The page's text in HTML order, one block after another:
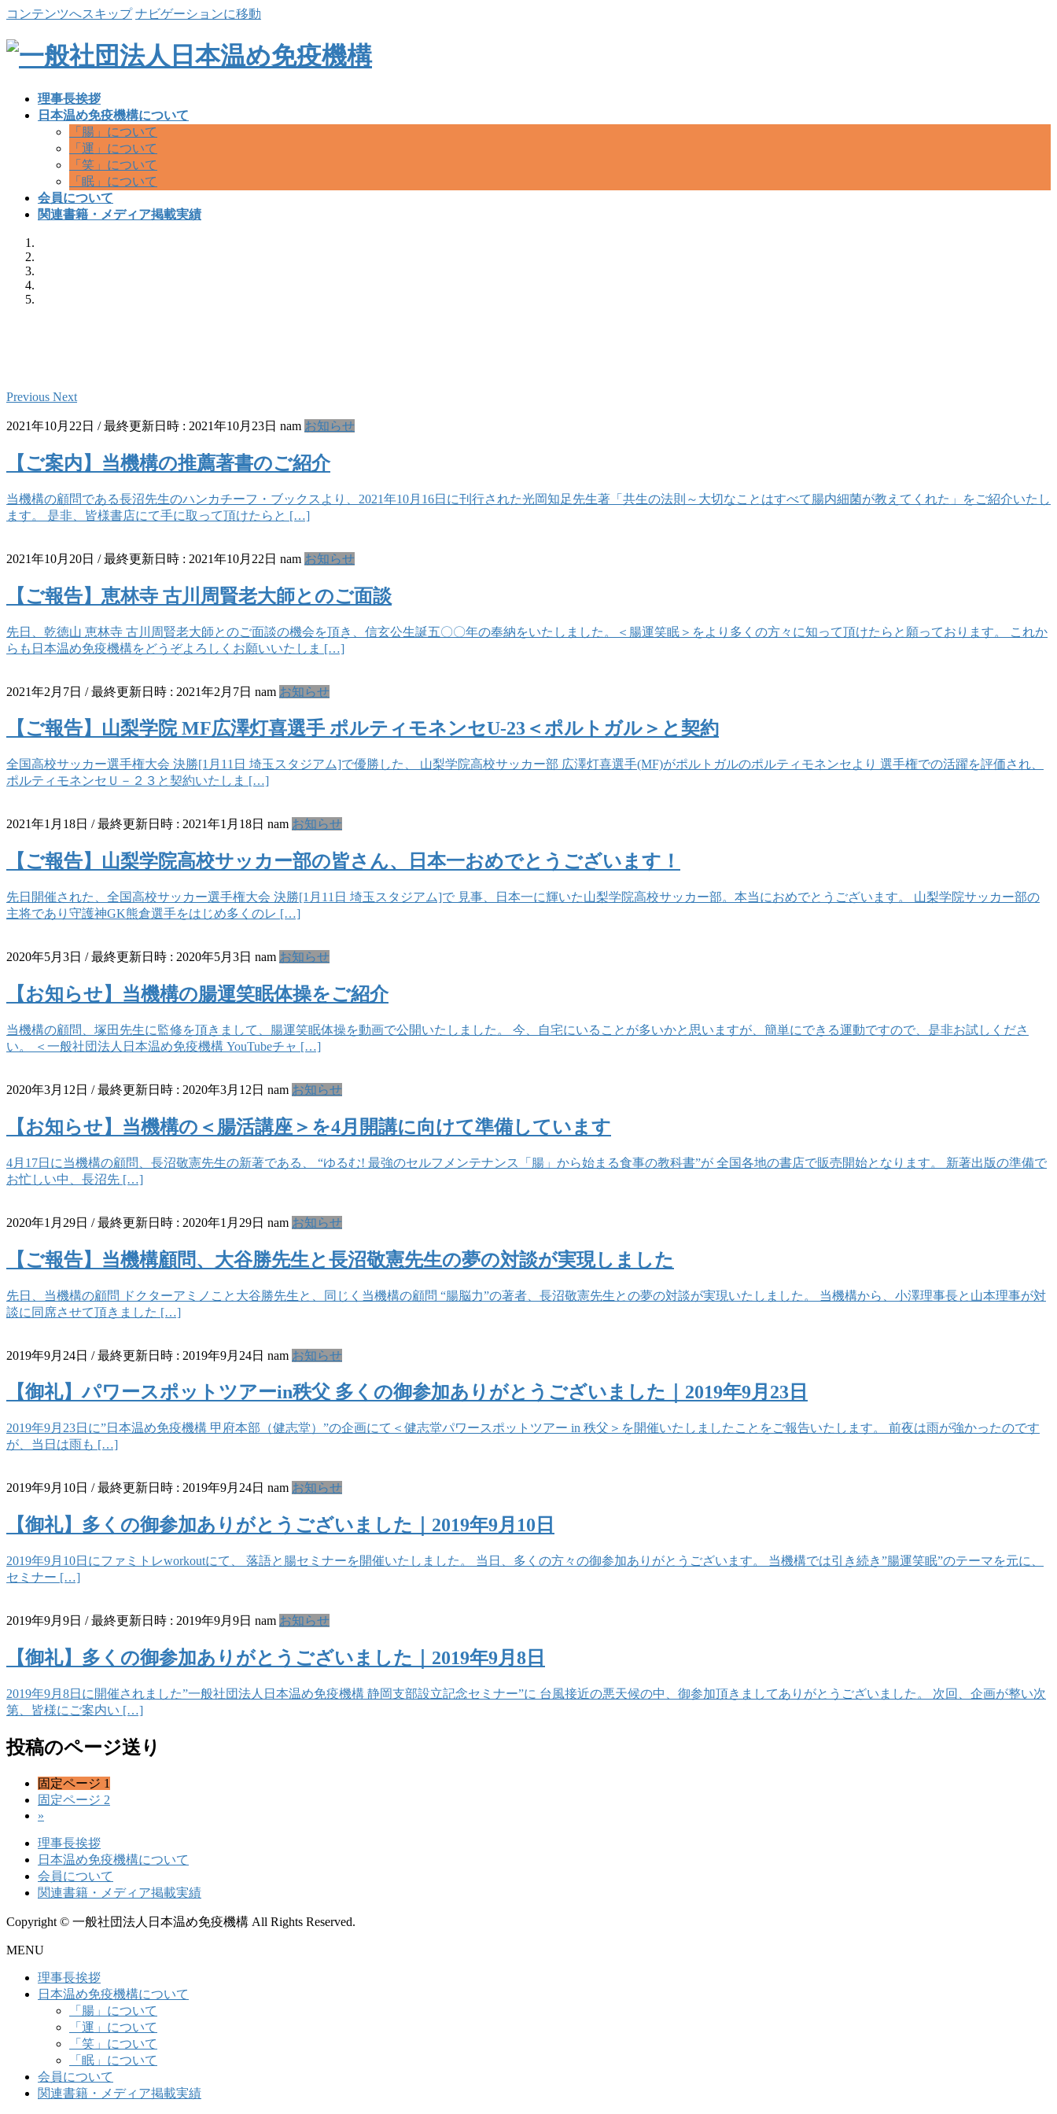
コンテンツへスキップ ナビゲーションに移動
理事長挨拶
日本温め免疫機構について
「腸」について
「運」について
「笑」について
「眠」について
会員について
関連書籍・メディア掲載実績
Previous Next
2021年10月22日 / 最終更新日時 : 2021年10月23日 nam お知らせ
【ご案内】当機構の推薦著書のご紹介
当機構の顧問である長沼先生のハンカチーフ・ブックスより、2021年10月16日に刊行された光岡知足先生著「共生の法則～大切なことはすべて腸内細菌が教えてくれた」をご紹介いたし
ます。 是非、皆様書店にて手に取って頂けたらと […]
2021年10月20日 / 最終更新日時 : 2021年10月22日 nam お知らせ
【ご報告】恵林寺 古川周賢老大師とのご面談
先日、乾徳山 恵林寺 古川周賢老大師とのご面談の機会を頂き、信玄公生誕五〇〇年の奉納をいたしました。＜腸運笑眠＞をより多くの方々に知って頂けたらと願っております。 これか
らも日本温め免疫機構をどうぞよろしくお願いいたしま […]
2021年2月7日 / 最終更新日時 : 2021年2月7日 nam お知らせ
【ご報告】山梨学院 MF広澤灯喜選手 ポルティモネンセU-23＜ポルトガル＞と契約
全国高校サッカー選手権大会 決勝[1月11日 埼玉スタジアム]で優勝した、 山梨学院高校サッカー部 広澤灯喜選手(MF)がポルトガルのポルティモネンセより 選手権での活躍を評価され、
ポルティモネンセＵ－２３と契約いたしま […]
2021年1月18日 / 最終更新日時 : 2021年1月18日 nam お知らせ
【ご報告】山梨学院高校サッカー部の皆さん、日本一おめでとうございます！
先日開催された、全国高校サッカー選手権大会 決勝[1月11日 埼玉スタジアム]で 見事、日本一に輝いた山梨学院高校サッカー部。本当におめでとうございます。 山梨学院サッカー部の
主将であり守護神GK熊倉選手をはじめ多くのレ […]
2020年5月3日 / 最終更新日時 : 2020年5月3日 nam お知らせ
【お知らせ】当機構の腸運笑眠体操をご紹介
当機構の顧問、塚田先生に監修を頂きまして、腸運笑眠体操を動画で公開いたしました。 今、自宅にいることが多いかと思いますが、簡単にできる運動ですので、是非お試しくださ
い。 ＜一般社団法人日本温め免疫機構 YouTubeチャ […]
2020年3月12日 / 最終更新日時 : 2020年3月12日 nam お知らせ
【お知らせ】当機構の＜腸活講座＞を4月開講に向けて準備しています
4月17日に当機構の顧問、長沼敬憲先生の新著である、 “ゆるむ! 最強のセルフメンテナンス「腸」から始まる食事の教科書”が 全国各地の書店で販売開始となります。 新著出版の準備で
お忙しい中、長沼先 […]
2020年1月29日 / 最終更新日時 : 2020年1月29日 nam お知らせ
【ご報告】当機構顧問、大谷勝先生と長沼敬憲先生の夢の対談が実現しました
先日、当機構の顧問 ドクターアミノこと大谷勝先生と、同じく当機構の顧問 “腸脳力”の著者、長沼敬憲先生との夢の対談が実現いたしました。 当機構から、小澤理事長と山本理事が対
談に同席させて頂きました […]
2019年9月24日 / 最終更新日時 : 2019年9月24日 nam お知らせ
【御礼】パワースポットツアーin秩父 多くの御参加ありがとうございました｜2019年9月23日
2019年9月23日に”日本温め免疫機構 甲府本部（健志堂）”の企画にて＜健志堂パワースポットツアー in 秩父＞を開催いたしましたことをご報告いたします。 前夜は雨が強かったのです
が、当日は雨も […]
2019年9月10日 / 最終更新日時 : 2019年9月24日 nam お知らせ
【御礼】多くの御参加ありがとうございました｜2019年9月10日
2019年9月10日にファミトレworkoutにて、 落語と腸セミナーを開催いたしました。 当日、多くの方々の御参加ありがとうございます。 当機構では引き続き”腸運笑眠”のテーマを元に、
セミナー […]
2019年9月9日 / 最終更新日時 : 2019年9月9日 nam お知らせ
【御礼】多くの御参加ありがとうございました｜2019年9月8日
2019年9月8日に開催されました”一般社団法人日本温め免疫機構 静岡支部設立記念セミナー”に 台風接近の悪天候の中、御参加頂きましてありがとうございました。 次回、企画が整い次
第、皆様にご案内い […]
投稿のページ送り
固定ページ 1
固定ページ 2
»
理事長挨拶
日本温め免疫機構について
会員について
関連書籍・メディア掲載実績
Copyright © 一般社団法人日本温め免疫機構 All Rights Reserved.
MENU
理事長挨拶
日本温め免疫機構について
「腸」について
「運」について
「笑」について
「眠」について
会員について
関連書籍・メディア掲載実績